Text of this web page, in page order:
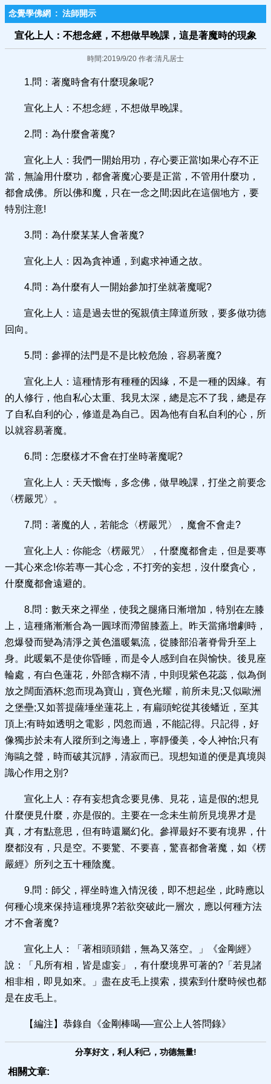
念覺學佛網 : 法師開示
宣化上人：不想念經，不想做早晚課，這是著魔時的現象
時間:2019/9/20 作者:清凡居士
1.問：著魔時會有什麼現象呢?
宣化上人：不想念經，不想做早晚課。
2.問：為什麼會著魔?
宣化上人：我們一開始用功，存心要正當!如果心存不正
當，無論用什麼功，都會著魔;心要是正當，不管用什麼功，
都會成佛。所以佛和魔，只在一念之間;因此在這個地方，要
特別注意!
3.問：為什麼某某人會著魔?
宣化上人：因為貪神通，到處求神通之故。
4.問：為什麼有人一開始參加打坐就著魔呢?
宣化上人：這是過去世的冤親債主障道所致，要多做功德
回向。
5.問：參禪的法門是不是比較危險，容易著魔?
宣化上人：這種情形有種種的因緣，不是一種的因緣。有
的人修行，他自私心太重、我見太深，總是忘不了我，總是存
了自私自利的心，修道是為自己。因為他有自私自利的心，所
以就容易著魔。
6.問：怎麼樣才不會在打坐時著魔呢?
宣化上人：天天懺悔，多念佛，做早晚課，打坐之前要念
〈楞嚴咒〉。
7.問：著魔的人，若能念〈楞嚴咒〉，魔會不會走?
宣化上人：你能念〈楞嚴咒〉，什麼魔都會走，但是要專
一其心來念!你若專一其心念，不打旁的妄想，沒什麼貪心，
什麼魔都會遠避的。
8.問：數天來之禪坐，使我之腿痛日漸增加，特別在左膝
上，這種痛漸漸合為一圓球而滯留膝蓋上。昨天當痛增劇時，
忽爆發而變為清淨之黃色溫暖氣流，從膝部沿著脊骨升至上
身。此暖氣不是使你昏睡，而是令人感到自在與愉快。後見座
輪處，有白色蓮花，外部含糊不清，中則現紫色花蕊，似為倒
放之闊面酒杯;忽而現為寶山，寶色光耀，前所未見;又似歐洲
之堡壘;又如菩提薩埵坐蓮花上，有扁頭蛇從其後蟠近，至其
頂上;有時如透明之電影，閃忽而過，不能記得。只記得，好
像獨步於未有人蹤所到之海邊上，寧靜優美，令人神怡;只有
海鷗之聲，時而破其沉靜，清寂而已。現想知道的便是真境與
識心作用之別?
宣化上人：存有妄想貪念要見佛、見花，這是假的;想見
什麼便見什麼，亦是假的。主要在一念未生前所見境界才是
真，才有點意思，但有時還屬幻化。參禪最好不要有境界，什
麼都沒有，只是空。不要驚、不要喜，驚喜都會著魔，如《楞
嚴經》所列之五十種陰魔。
9.問：師父，禪坐時進入情況後，即不想起坐，此時應以
何種心境來保持這種境界?若欲突破此一層次，應以何種方法
才不會著魔?
宣化上人：「著相頭頭錯，無為又落空。」《金剛經》
說：「凡所有相，皆是虛妄」，有什麼境界可著的?「若見諸
相非相，即見如來。」盡在皮毛上摸索，摸索到什麼時候也都
是在皮毛上。
【編注】恭錄自《金剛棒喝──宣公上人答問錄》
分享好文，利人利己，功德無量!
相關文章: